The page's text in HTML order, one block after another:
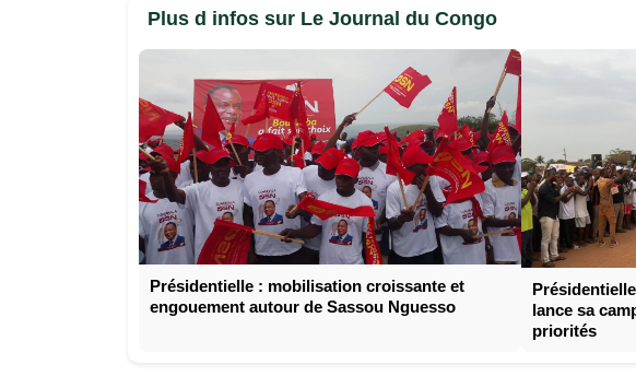
Plus d infos sur Le Journal du Congo
Présidentielle : mobilisation croissante et
engouement autour de Sassou Nguesso
lance sa
priorités